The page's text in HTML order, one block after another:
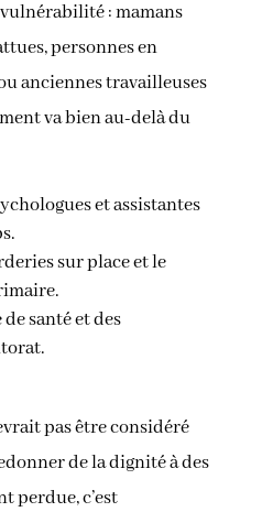
: mamans
personnes en
anciennes travailleuses
va bien au-delà du
et assistantes
sur place et le
santé et des
pas être considéré
de la dignité à des
perdue, c’est